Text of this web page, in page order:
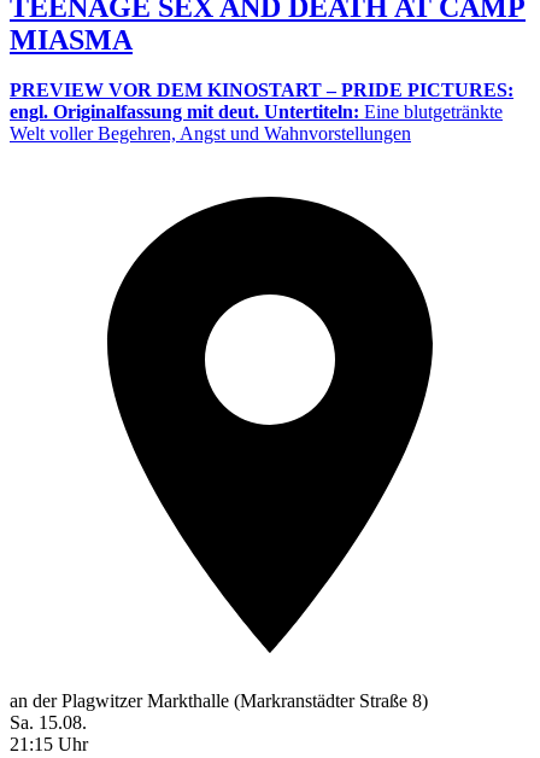
TEENAGE SEX AND DEATH AT CAMP
MIASMA
PREVIEW VOR DEM KINOSTART – PRIDE PICTURES:
engl. Originalfassung mit deut. Untertiteln: Eine blutgetränkte
Welt voller Begehren, Angst und Wahnvorstellungen
an der Plagwitzer Markthalle (Markranstädter Straße 8)
Sa. 15.08.
21:15 Uhr